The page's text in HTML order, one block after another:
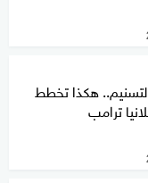
هكذا تخطط
ترامب